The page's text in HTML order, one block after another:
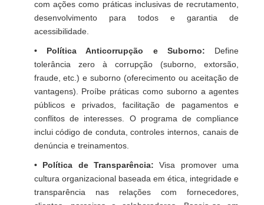
com ações como práticas inclusivas de recrutamento,
desenvolvimento para todos e garantia de
acessibilidade.
• Política Anticorrupção e Suborno: Define
tolerância zero à corrupção (suborno, extorsão,
fraude, etc.) e suborno (oferecimento ou aceitação de
vantagens). Proíbe práticas como suborno a agentes
públicos e privados, facilitação de pagamentos e
conflitos de interesses. O programa de compliance
inclui código de conduta, controles internos, canais de
denúncia e treinamentos.
• Política de Transparência: Visa promover uma
cultura organizacional baseada em ética, integridade e
transparência nas relações com fornecedores,